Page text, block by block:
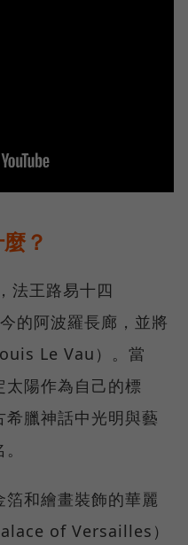
？
法王路易十四
的阿波羅長廊，並將
Le Vau）。當
陽作為自己的標
臘神話中光明與藝
和繪畫裝飾的華麗
of Versailles）